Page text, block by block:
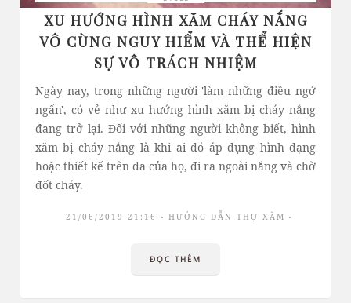
XU HƯỚNG HÌNH XĂM CHÁY NẮNG
VÔ CÙNG NGUY HIỂM VÀ THỂ HIỆN
SỰ VÔ TRÁCH NHIỆM
Ngày nay, trong những người 'làm những điều ngớ
ngẩn', có vẻ như xu hướng hình xăm bị cháy nắng
đang trở lại. Đối với những người không biết, hình
xăm bị cháy nắng là khi ai đó áp dụng hình dạng
hoặc thiết kế trên da của họ, đi ra ngoài nắng và chờ
đốt cháy.
21/06/2019 21:16 HƯỚNG DẪN THỢ XĂM
ĐỌC THÊM